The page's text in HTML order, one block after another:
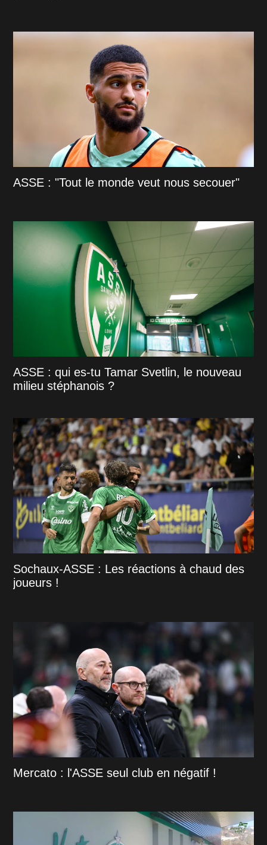
ASSE : "Tout le monde veut nous secouer"
ASSE : qui es-tu Tamar Svetlin, le nouveau
milieu stéphanois ?
Sochaux-ASSE : Les réactions à chaud des
joueurs !
Mercato : l'ASSE seul club en négatif !